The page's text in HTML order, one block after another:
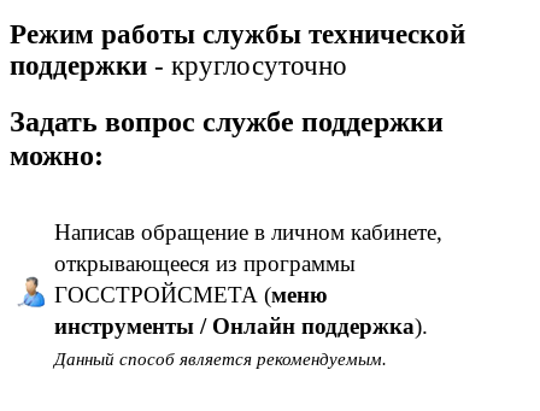
Режим работы службы технической
поддержки - круглосуточно
Задать вопрос службе поддержки
можно:
Написав обращение в личном кабинете,
открывающееся из программы
ГОССТРОЙСМЕТА (меню
инструменты / Онлайн поддержка).
Данный способ является рекомендуемым.